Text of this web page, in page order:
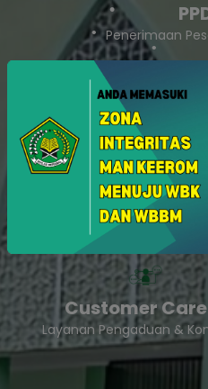
Penerimaan
Survey
Customer Care
Layanan Pengaduan &